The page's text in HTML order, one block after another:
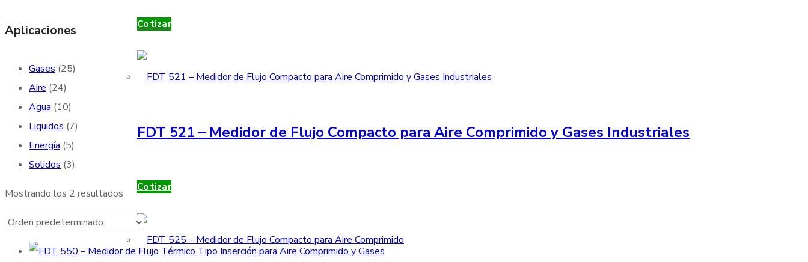
Cotizar
FDT 521 – Medidor de Flujo Compacto para Aire Comprimido y Gases Industriales
Cotizar
Aplicaciones
Gases (25)
Aire (24)
Agua (10)
Liquidos (7)
Energía (5)
Solidos (3)
Mostrando los 2 resultados